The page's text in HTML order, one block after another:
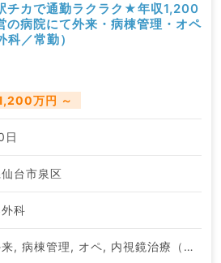
チカで通勤ラクラク★年収1,200
病院にて外来・病棟管理・オペ
／常勤）
万円 ～
日
台市泉区
科
一般外来, 病棟管理, オペ, 内視鏡治療（ESD・ERCP等）